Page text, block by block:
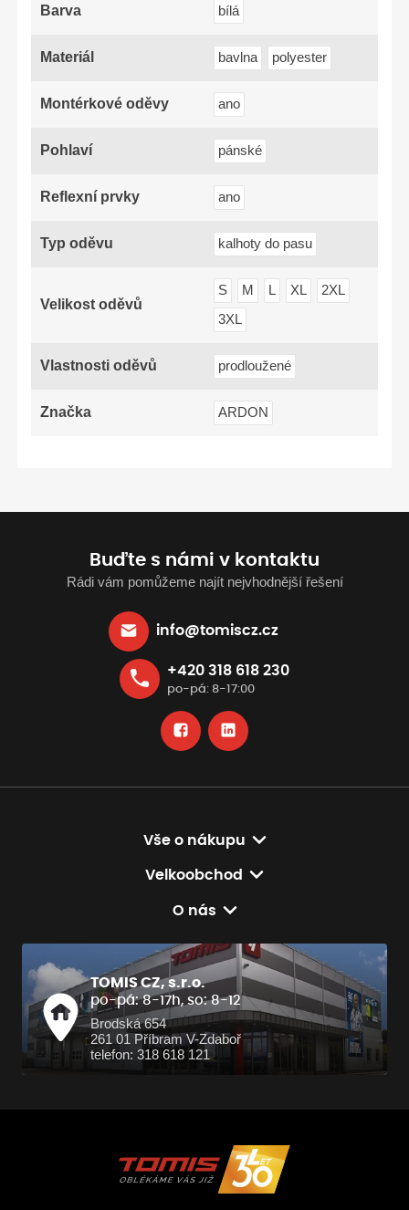
Barva bílá
Materiál bavlna polyester
Montérkové oděvy ano
Pohlaví pánské
Reflexní prvky ano
Typ oděvu kalhoty do pasu
Velikost oděvů
S M L XL
2XL
3XL
Vlastnosti oděvů prodloužené
Značka ARDON
Buďte s námi v kontaktu
Rádi vám pomůžeme najít nejvhodnější řešení
info@tomiscz.cz
+420 318 618 230
po-pá: 8-17:00
Vše o nákupu
Velkoobchod
O nás
TOMIS CZ, s.r.o.
po-pá: 8-17h, so: 8-12
Brodská 654
261 01 Příbram V-Zdaboř
telefon: 318 618 121